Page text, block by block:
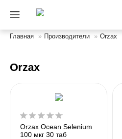
Главная » Производители » Orzax
Orzax
Orzax Ocean Selenium
100 мкг 30 таб